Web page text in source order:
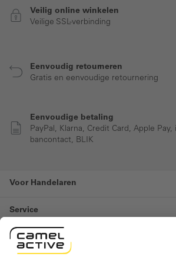
Veilig online winkelen
Veilige SSL-verbinding
Eenvoudig retourneren
Gratis en eenvoudige retournering
Eenvoudige betaling
PayPal, Klarna, Credit Card, Apple Pay,
bancontact, BLIK
Voor Handelaren
Service
Informatie